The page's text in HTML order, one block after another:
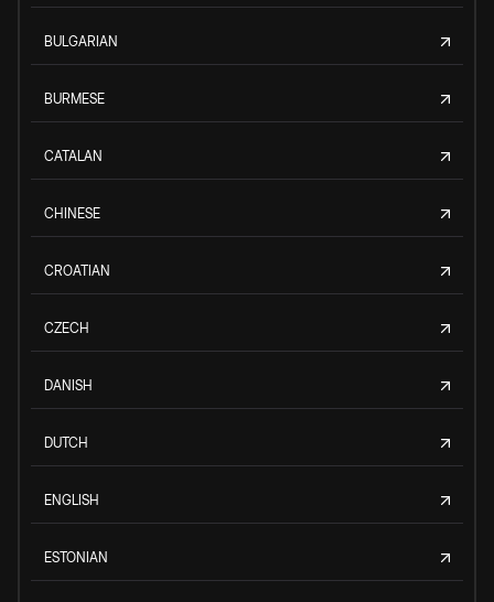
BULGARIAN
BURMESE
CATALAN
CHINESE
CROATIAN
CZECH
DANISH
DUTCH
ENGLISH
ESTONIAN